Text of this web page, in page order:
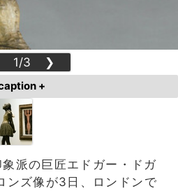
1/3 ❯
+
派の巨匠エドガー・ドガ
ンズ像が3日、ロンドンで